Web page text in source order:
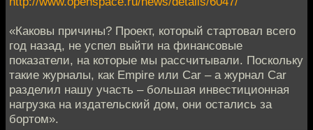
«Каковы причины? Проект, который стартовал всего
год назад, не успел выйти на финансовые
показатели, на которые мы рассчитывали. Поскольку
такие журналы, как Empire или Car – а журнал Car
разделил нашу участь – большая инвестиционная
нагрузка на издательский дом, они остались за
бортом».